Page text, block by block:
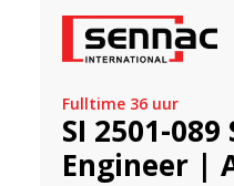
Fulltime 36 uur
SI 2501-
Engineer |